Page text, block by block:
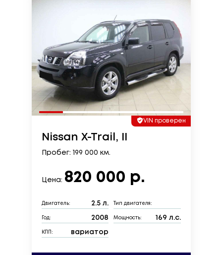
VIN проверен
Nissan X-Trail, II
Пробег: 199 000 км.
Цена: 820 000 р.
Двигатель: 2.5 л. Тип двигателя:
Год: 2008 Мощность: 169 л.с.
КПП: вариатор